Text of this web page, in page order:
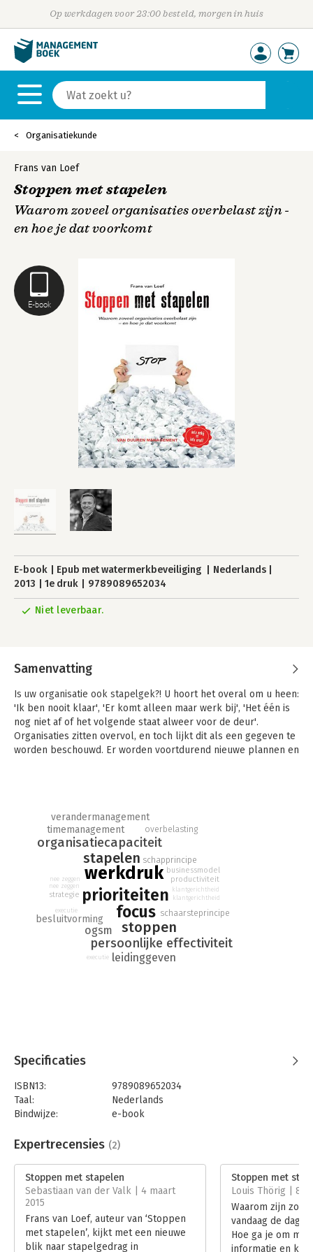
Op werkdagen voor 23:00 besteld, morgen in huis
Organisatiekunde
E-book
Frans van Loef
Stoppen met stapelen
Waarom zoveel organisaties overbelast zijn -
en hoe je dat voorkomt
E-book Epub met watermerkbeveiliging
Nederlands
2013
1e druk 9789089652034
Niet leverbaar.
Samenvatting
Is uw organisatie ook stapelgek?! U hoort het overal om u heen:
'Ik ben nooit klaar', 'Er komt alleen maar werk bij', 'Het één is
nog niet af of het volgende staat alweer voor de deur'.
Organisaties zitten overvol, en toch lijkt dit als een gegeven te
worden beschouwd. Er worden voortdurend nieuwe plannen en
stapelen - via vijf eenvoudige stappen - kunt stoppen. Het
vrijmaken van organisatiecapaciteit levert direct een aantal
belangrijke voordelen op: een daling van de werkdruk, een
flexibelere organisatie en een beter bedrijfsresultaat. Wie wil
weten hoe u een organisatie met het aanwezige talent en de
bestaande middelen snel en effectief kunt opschonen, leest
dit boek! "Het is heel menselijk om steeds weer te stapelen.
Maar dit juist niet doen geeft focus, energie en kracht. Dit boek
biedt praktische handvatten om tegen je natuur in te gaan en
vandaag nog te stoppen met stapelen. Een must-read!" - Bas
van der Veldt - CEO en mede-eigenaar van AFAS Software "Een
werkdruk
prioriteiten
focus
stapelen
stoppen
organisatiecapaciteit
persoonlijke effectiviteit
ogsm
leidinggeven
besluitvorming
timemanagement
verandermanagement
schapprincipe
overbelasting
schaarsteprincipe
businessmodel
strategie
productiviteit
executie
nee zeggen klantgerichtheid
executie
nee zeggen
klantgerichtheid
Specificaties
ISBN13:
9789089652034
Taal:
Nederlands
Bindwijze:
e-book
Bestandsformaat:
epub
Uitgever:
Van Duuren Management
Druk:
1
Verschijningsdatum:
23-9-2013
Hoofdrubriek: Organisatiekunde
Expertrecensies (2)
Stoppen met stapelen
Sebastiaan van der Valk | 4 maart
2015
Frans van Loef, auteur van ‘Stoppen
met stapelen’, kijkt met een nieuwe
blik naar stapelgedrag in
Stoppen met
Louis Thörig | 8
Waarom zijn
vandaag de dag
Hoe ga je om
informatie en